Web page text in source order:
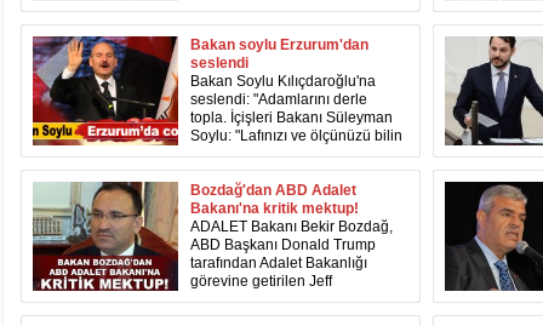
Bakan soylu Erzurum'dan
seslendi
Bakan Soylu Kılıçdaroğlu'na
seslendi: "Adamlarını derle
topla. İçişleri Bakanı Süleyman
Soylu: "Lafınızı ve ölçünüzü bilin
de konuşun. 11 yaşındaki o
evladımız bu dünyada da öteki
dünyada da yakanda olur"
Bozdağ'dan ABD Adalet
Bakanı'na kritik mektup!
ADALET Bakanı Bekir Bozdağ,
ABD Başkanı Donald Trump
tarafından Adalet Bakanlığı
görevine getirilen Jeff
Sessions'a mektup gönderdi.